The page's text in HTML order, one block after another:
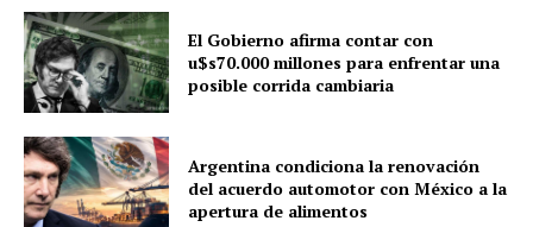
El Gobierno afirma contar con
u$s70.000 millones para enfrentar una
posible corrida cambiaria
Argentina condiciona la renovación
del acuerdo automotor con México a la
apertura de alimentos